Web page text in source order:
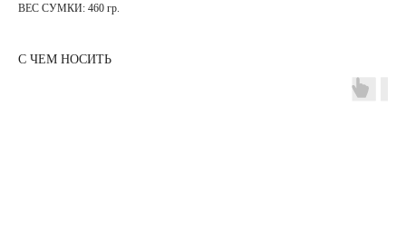
ВЕС СУМКИ: 460 гр.
С ЧЕМ НОСИТЬ